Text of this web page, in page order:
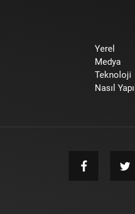
Yerel
Medya
Teknoloji
Nasıl